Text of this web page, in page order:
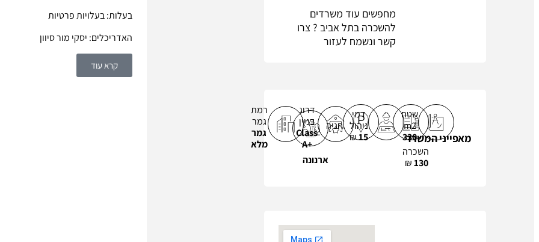
מחפשים עוד משרדים
להשכרה בתל אביב ? צרו
קשר ונשמח לעזור
מאפייני המשרד
שטח
m2
330
השכרה
130
₪
דמי
ניהול
15
₪
חניה
דרוג
בניין
Class
A+
ארנונה
אם אתם בית תוכנה ייתכן וישנה הנחה..
דברו איתנו
רמת
גמר
גמר
מלא
בעלות: בעלויות פרטיות
האדריכלים: יסקי מור סיוון
קרא עוד